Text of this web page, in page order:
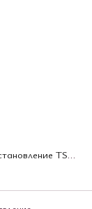
Набор шампуня и кондиционера Объем и восстановление TSUBAKI Premium 2 шт *450 мл (502827)